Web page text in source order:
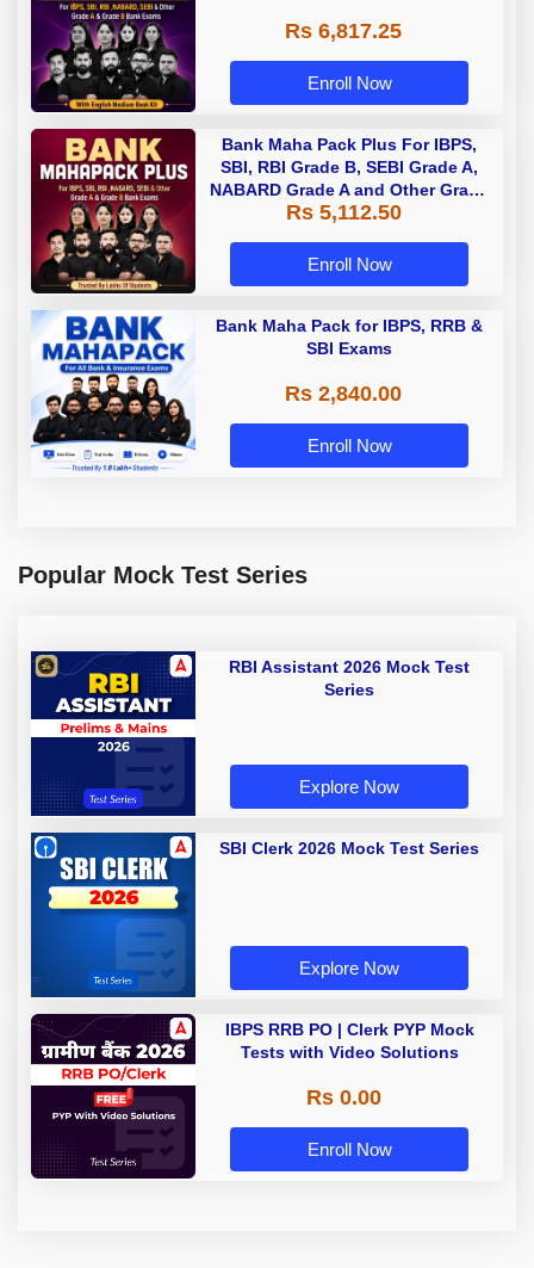
Rs 6,817.25
Enroll Now
Bank Maha Pack Plus For IBPS,
SBI, RBI Grade B, SEBI Grade A,
NABARD Grade A and Other Grade
A & Grade B Bank Exams
Rs 5,112.50
Enroll Now
Bank Maha Pack for IBPS, RRB &
SBI Exams
Rs 2,840.00
Enroll Now
Popular Mock Test Series
RBI Assistant 2026 Mock Test
Series
Explore Now
SBI Clerk 2026 Mock Test Series
Explore Now
IBPS RRB PO | Clerk PYP Mock
Tests with Video Solutions
Rs 0.00
Enroll Now